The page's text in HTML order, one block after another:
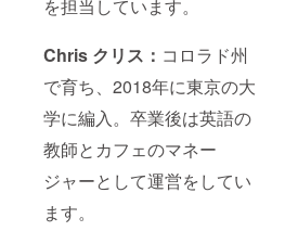
を担当しています。
Chris クリス： コロラド州
で育ち、2018年に東京の大
学に編入。卒業後は英語の
教師とカフェのマネー
ジャーとして運営をしてい
ます。